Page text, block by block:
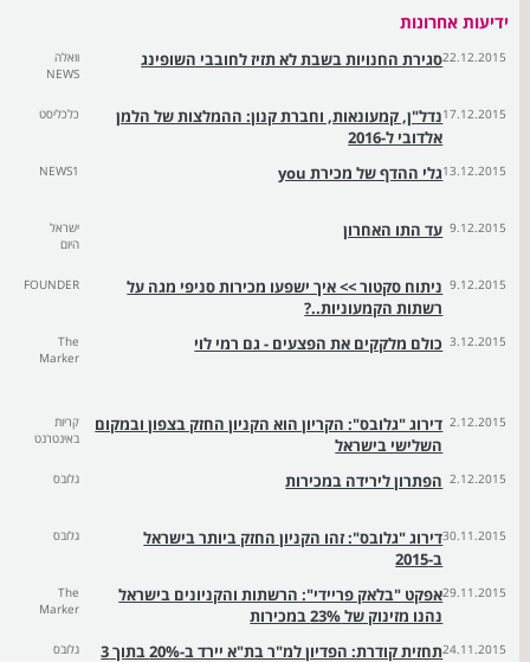
ידיעות אחרונות
22.12.2015סגירת החנויות בשבת לא תזיז לחובבי השופינג
וואלה
NEWS
17.12.2015נדל"ן, קמעונאות, וחברת קנון: ההמלצות של הלמן
אלדובי ל-2016
כלכליסט
13.12.2015גלי ההדף של מכירת you NEWS1
9.12.2015 עד התו האחרון
ישראל
היום
9.12.2015 ניתוח סקטור >> איך ישפעו מכירות סניפי מגה על
רשתות הקמעוניות..?
FOUNDER
3.12.2015 כולם מלקקים את הפצעים - גם רמי לוי
The
Marker
2.12.2015 דירוג "גלובס": הקריון הוא הקניון החזק בצפון ובמקום
השלישי בישראל
קריות
באינטרנט
2.12.2015 הפתרון לירידה במכירות גלובס
30.11.2015דירוג "גלובס": זהו הקניון החזק ביותר בישראל
ב-2015
גלובס
29.11.2015אפקט "בלאק פריידי": הרשתות והקניונים בישראל
נהנו מזינוק של 23% במכירות
The
Marker
24.11.2015
תחזית קודרת: הפדיון למ"ר בת"א יירד ב-20% בתוך 3
גלובס